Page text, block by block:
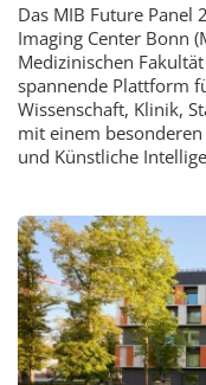
Das MIB Future Panel
Imaging Center Bonn
Medizinischen
spannende Plattform
Wissenschaft, Klinik,
mit einem
und Künstliche